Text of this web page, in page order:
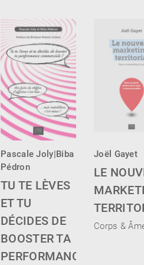
Pascale Joly|Biba
Pédron
TU TE LÈVES
ET TU
DÉCIDES DE
BOOSTER TA
PERFORMANCE
Joël Gayet
LE
Corps &